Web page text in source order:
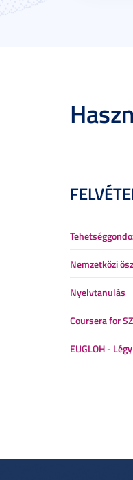
Nemzetközi
Nyelvtanulás
Coursera for
EUGLOH -